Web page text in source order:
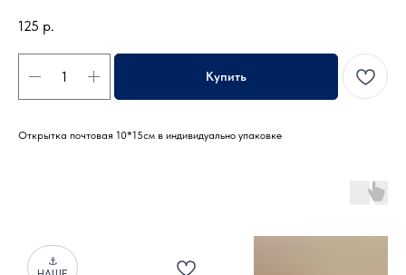
125 р.
Купить
Открытка почтовая 10*15см в индивидуально упаковке
⚓